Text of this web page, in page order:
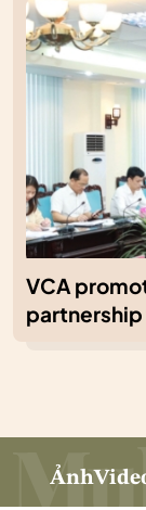
VCA
partnership
Ảnh